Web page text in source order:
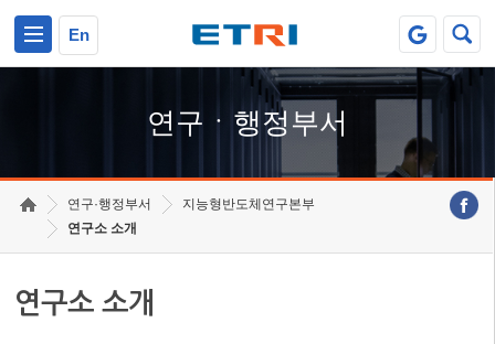
En
연구ㆍ행정부서
연구·행정부서
지능형반도체연구본부
연구소 소개
연구소 소개